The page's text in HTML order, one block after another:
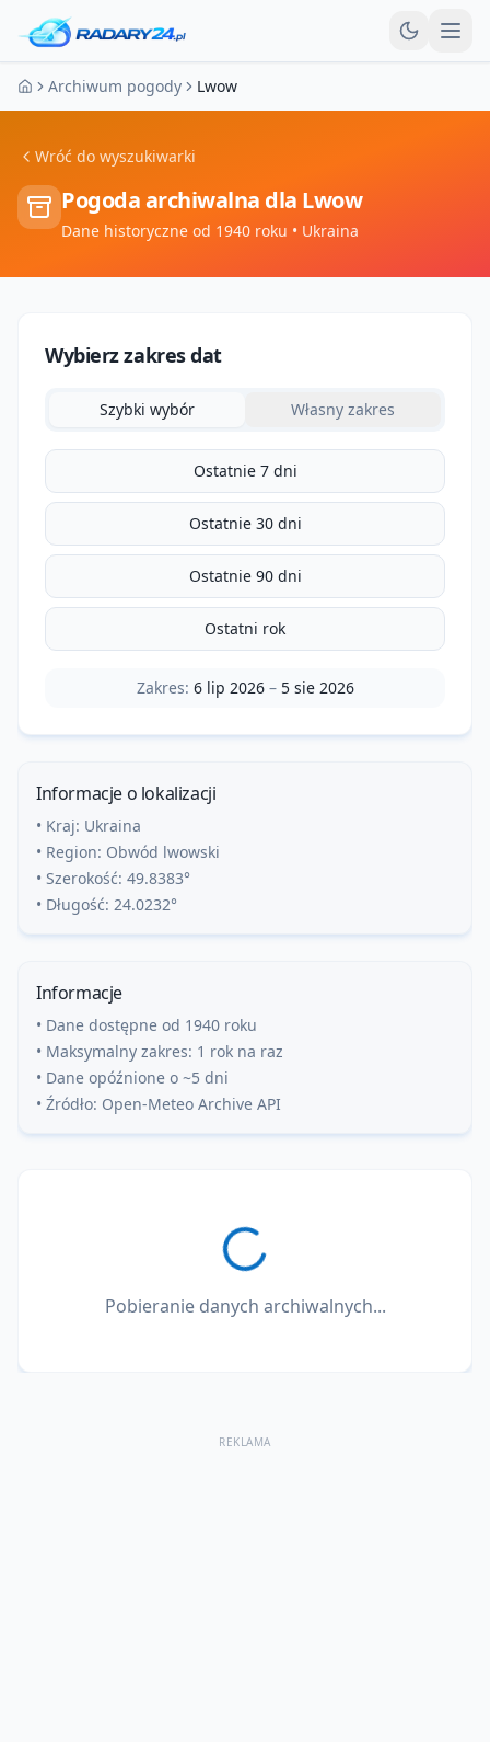
Strona główna
Archiwum pogody Lwow
Wróć do wyszukiwarki
Pogoda archiwalna dla Lwow
Dane historyczne od 1940 roku • Ukraina
Wybierz zakres dat
Szybki wybór Własny zakres
Ostatnie 7 dni
Ostatnie 30 dni
Ostatnie 90 dni
Ostatni rok
Zakres: 6 lip 2026– 5 sie 2026
Informacje o lokalizacji
• Kraj: Ukraina
• Region: Obwód lwowski
• Szerokość: 49.8383°
• Długość: 24.0232°
Informacje
• Dane dostępne od 1940 roku
• Maksymalny zakres: 1 rok na raz
• Dane opóźnione o ~5 dni
• Źródło: Open-Meteo Archive API
Pobieranie danych archiwalnych...
REKLAMA